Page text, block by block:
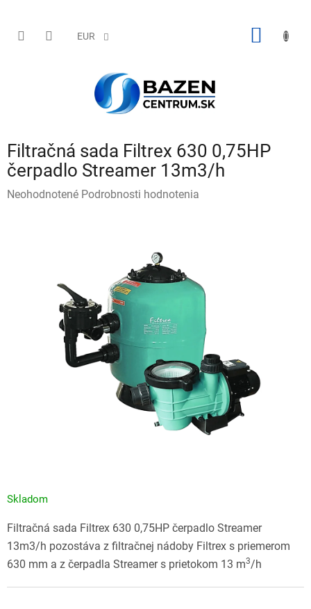
obsah
EUR
Filtračná sada Filtrex 630 0,75HP
čerpadlo Streamer 13m3/h
Priemerné
hviezdičiek.
Neohodnotené Podrobnosti hodnotenia
Skladom
Filtračná sada Filtrex 630 0,75HP čerpadlo Streamer
13m3/h pozostáva z filtračnej nádoby Filtrex s priemerom
630 mm a z čerpadla Streamer s prietokom 13 m3/h